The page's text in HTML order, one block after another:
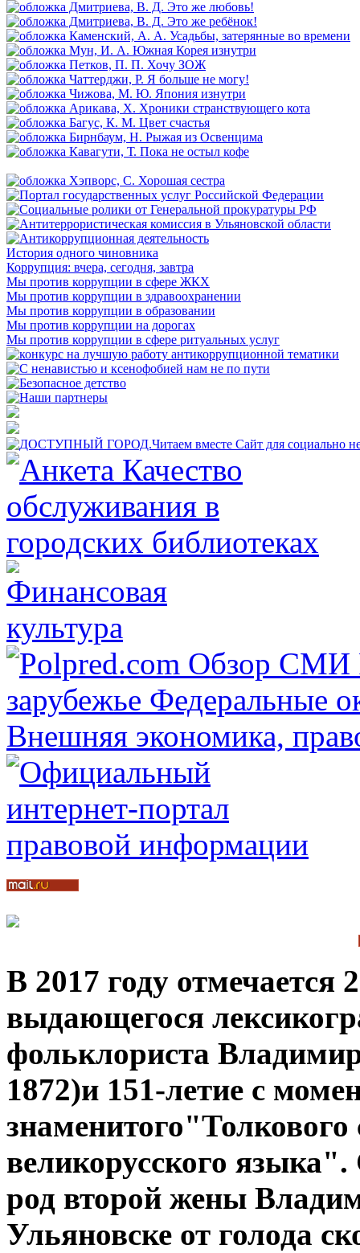
История одного чиновника
Коррупция: вчера, сегодня, завтра
Мы против коррупции в сфере ЖКХ
Мы против коррупции в здравоохранении
Мы против коррупции в образовании
Мы против коррупции на дорогах
Мы против коррупции в сфере ритуальных услуг
В 2017 году отмечается
выдающегося
фольклориста
1872)и 151-летие с
знаменитого"Толкового
великорусского языка".
род второй жены
Ульяновске от голода